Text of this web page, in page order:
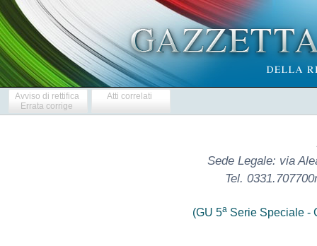
Avviso di rettifica
Errata corrige
Atti correlati
Sede Legale: via
Tel.
(GU 5a Serie Speciale -